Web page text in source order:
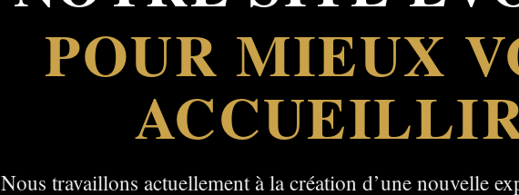
POUR MIEUX
Nous travaillons actuellement à la création d’une nouvelle